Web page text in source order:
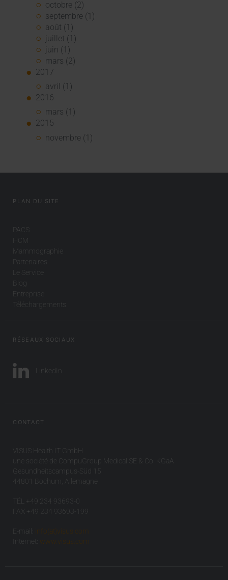
octobre (2)
septembre (1)
août (1)
juillet (1)
juin (1)
mars (2)
2017
avril (1)
2016
mars (1)
2015
novembre (1)
PLAN DU SITE
PACS
HCM
Mammographie
Partenaires
Le Service
Blog
Entreprise
Téléchargements
RÉSEAUX SOCIAUX
LinkedIn
CONTACT
VISUS Health IT GmbH
une société de CompuGroup Medical SE & Co. KGaA
Gesundheitscampus-Süd 15
44801 Bochum, Allemagne
TÉL +49 234 93693-0
FAX +49 234 93693-199
E-mail:
info(at)visus.com
Internet:
www.visus.com